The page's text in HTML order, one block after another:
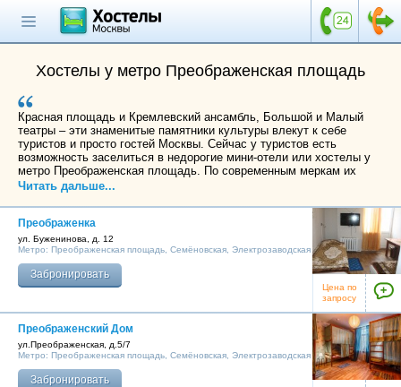
Хостелы у метро Преображенская площадь
Красная площадь и Кремлевский ансамбль, Большой и Малый
театры – эти знаменитые памятники культуры влекут к себе
туристов и просто гостей Москвы. Сейчас у туристов есть
возможность заселиться в недорогие мини-отели или хостелы у
метро Преображенская площадь. По современным меркам их
удаленность от центра мегаполиса весьма условна: всего за 20
Чистых прудов и Театральной площади. Особенно удобно такое
размещение гостям столицы, прибывающим на Ленинградский,
Казанский или Ярославский железнодорожные вокзалы, ведь они
расположены всего в трех остановках метро от Преображенской
площади. Любители чистого воздуха и спортивного образа жизни,
тоже не будут разочарованы: неподалеку от станции расположен
парк Сокольники, река Яуза, Егерский и Нижний Олений пруды.
Читать дальше...
Преображенка
ул. Буженинова, д. 12
Метро: Преображенская площадь Семёновская Электрозаводская
Забронировать
Цена по
запросу
Преображенский Дом
ул.Преображенская, д.5/7
Метро: Преображенская площадь Семёновская Электрозаводская
Забронировать
Главная страница
Поиск хостела
Отзывы о
хостелах
Каталог хостелов
Как оплатить
Контакты
Наши группы
в социальных сетях
Бесплатный по России
8 (800) 222-58-32